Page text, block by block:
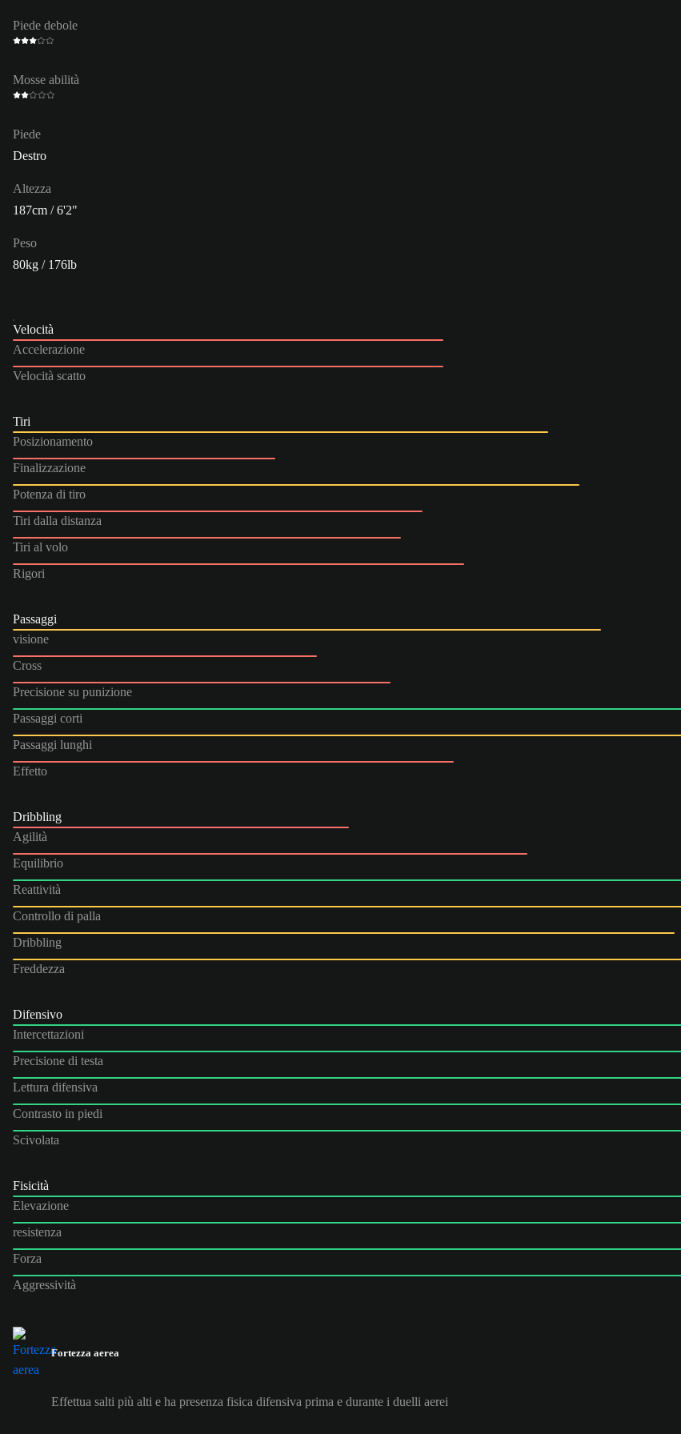
Piede debole
Mosse abilità
Piede
Destro
Altezza
187cm / 6'2"
Peso
80kg / 176lb
Velocità
Accelerazione
Velocità scatto
Tiri
Posizionamento
Finalizzazione
Potenza di tiro
Tiri dalla distanza
Tiri al volo
Rigori
Passaggi
visione
Cross
Precisione su punizione
Passaggi corti
Passaggi lunghi
Effetto
Dribbling
Agilità
Equilibrio
Reattività
Controllo di palla
Dribbling
Freddezza
Difensivo
Intercettazioni
Precisione di testa
Lettura difensiva
Contrasto in piedi
Scivolata
Fisicità
Elevazione
resistenza
Forza
Aggressività
Fortezza aerea
Effettua salti più alti e ha presenza fisica difensiva prima e durante i duelli aerei